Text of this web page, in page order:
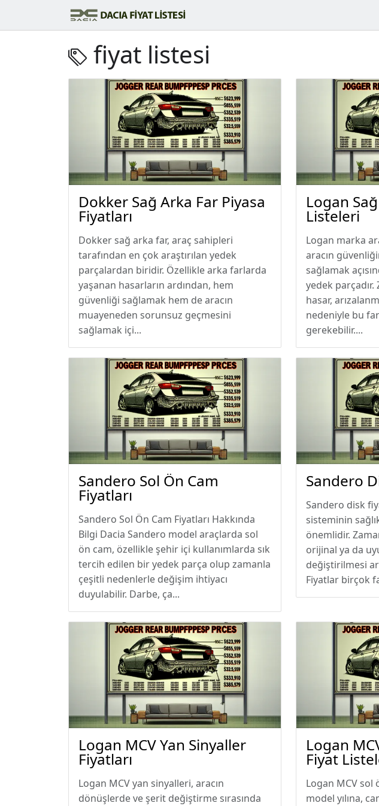
fiyat listesi
Dokker Sağ Arka Far Piyasa
Fiyatları
Dokker sağ arka far, araç sahipleri
tarafından en çok araştırılan yedek
parçalardan biridir. Özellikle arka farlarda
yaşanan hasarların ardından, hem
güvenliği sağlamak hem de aracın
muayeneden sorunsuz geçmesini
sağlamak içi...
Logan
Listeleri
Logan marka
aracın
sağlamak
yedek
hasar,
nedeniyle bu
gerekebilir....
Sandero Sol Ön Cam
Fiyatları
Sandero Sol Ön Cam Fiyatları Hakkında
Bilgi Dacia Sandero model araçlarda sol
ön cam, özellikle şehir içi kullanımlarda sık
tercih edilen bir yedek parça olup zamanla
çeşitli nedenlerle değişim ihtiyacı
duyulabilir. Darbe, ça...
Sandero
Sandero disk
sisteminin
önemlidir.
orijinal ya da
değiştirilmesi
Fiyatlar birçok
Logan MCV Yan Sinyaller
Fiyatları
Logan MCV yan sinyalleri, aracın
dönüşlerde ve şerit değiştirme sırasında
Logan
Fiyat
Logan MCV sol
model yılına,